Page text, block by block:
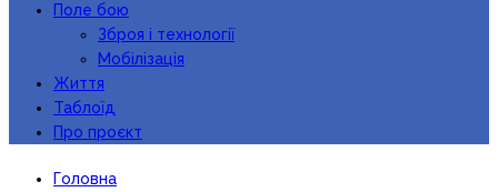
Поле бою
Зброя і технології
Мобілізація
Життя
Таблоїд
Про проєкт
Головна